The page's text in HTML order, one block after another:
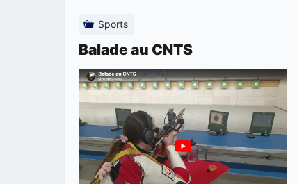
Sports
Balade au CNTS